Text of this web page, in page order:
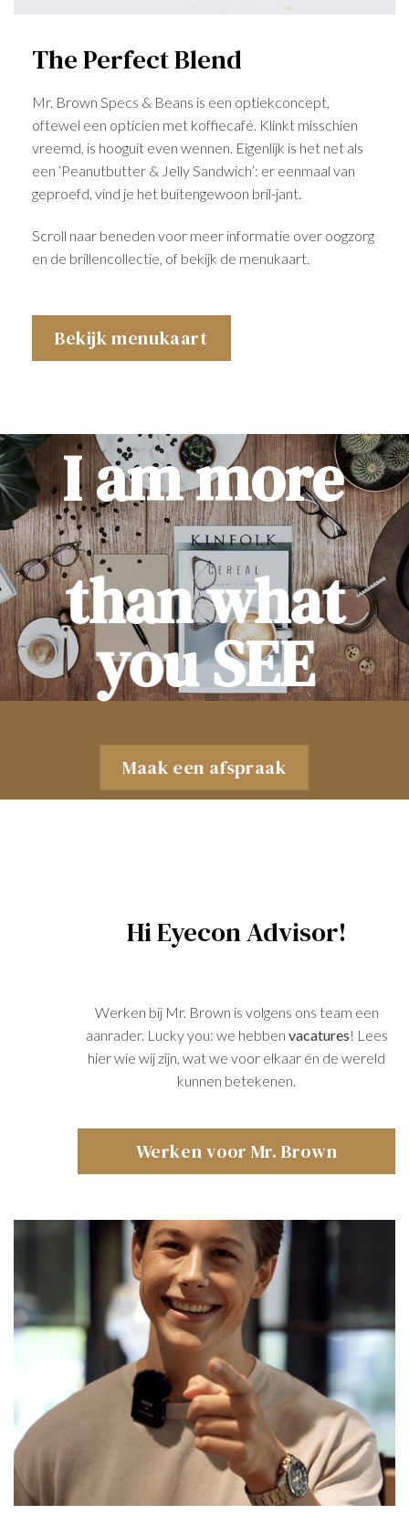
The Perfect Blend
Mr. Brown Specs & Beans is een optiekconcept,
oftewel een opticien met koffiecafé. Klinkt misschien
vreemd, is hooguit even wennen. Eigenlijk is het net als
een ‘Peanutbutter & Jelly Sandwich’: er eenmaal van
geproefd, vind je het buitengewoon bril-jant.
Scroll naar beneden voor meer informatie over oogzorg
en de brillencollectie, of bekijk de menukaart.
Bekijk menukaart
than what
you SEE
Maak een afspraak
I am more
Hi Eyecon Advisor!
Werken bij Mr. Brown is volgens ons team een
aanrader. Lucky you: we hebben vacatures! Lees
hier wie wij zijn, wat we voor elkaar én de wereld
kunnen betekenen.
Werken voor Mr. Brown